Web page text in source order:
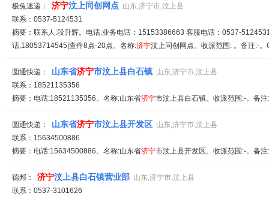
极兔速递： 济宁汶上同创网点 山东,济宁市,汶上县
联系：0537-5124531
摘要：联系人:段升辉。电话:业务电话：15153386663 客服电话：0537-
话,18053714545|查件8点-20点。名称:济宁汶上同创网点。收派范围: 。备注:-
圆通快递： 山东省济宁市汶上县白石镇 山东,济宁市,汶上县
联系：18521135356
摘要：电话:18521135356。名称:山东省济宁市汶上县白石镇。收派范围:-。备
圆通快递： 山东省济宁市汶上县开发区 山东,济宁市,汶上县
联系：15634500886
摘要：电话:15634500886。名称:山东省济宁市汶上县开发区。收派范围:-。备
德邦： 济宁汶上县白石镇营业部 山东,济宁市,汶上县
联系：0537-3101626